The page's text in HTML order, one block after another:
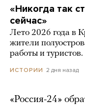
«Никогда так
сейчас»
Лето 2026 года в
жители
работы и
ИСТОРИИ 2 дня назад
«Россия-24»